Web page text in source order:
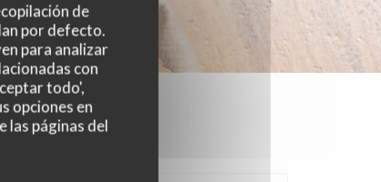
de
por defecto.
para analizar
con
todo',
opciones en
las páginas del